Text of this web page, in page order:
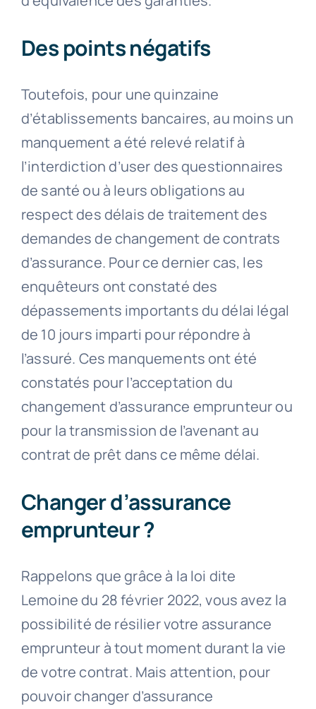
Des points négatifs
Toutefois, pour une quinzaine
d’établissements bancaires, au moins un
manquement a été relevé relatif à
l’interdiction d’user des questionnaires
de santé ou à leurs obligations au
respect des délais de traitement des
demandes de changement de contrats
d’assurance. Pour ce dernier cas, les
enquêteurs ont constaté des
dépassements importants du délai légal
de 10 jours imparti pour répondre à
l’assuré. Ces manquements ont été
constatés pour l’acceptation du
changement d’assurance emprunteur ou
pour la transmission de l’avenant au
contrat de prêt dans ce même délai.
Changer d’assurance
emprunteur ?
Rappelons que grâce à la loi dite
Lemoine du 28 février 2022, vous avez la
possibilité de résilier votre assurance
emprunteur à tout moment durant la vie
de votre contrat. Mais attention, pour
pouvoir changer d’assurance